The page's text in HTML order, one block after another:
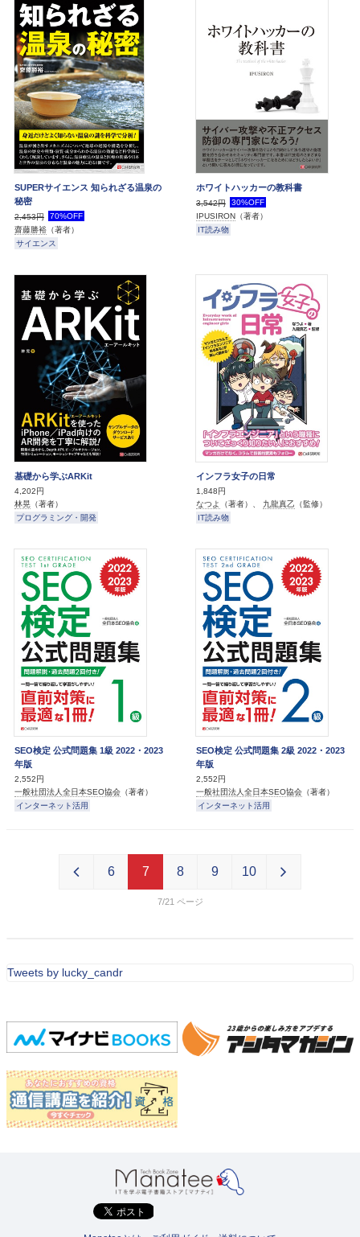
SUPERサイエンス 知られざる温泉の
秘密
2,453円
70%OFF
齋藤勝裕 （著者）
サイエンス
ホワイトハッカーの教科書
3,542円
30%OFF
IPUSIRON （著者）
IT読み物
基礎から学ぶARKit
4,202円
林晃 （著者）
プログラミング・開発
インフラ女子の日常
1,848円
なつよ
（著者）、 九龍真乙 （監修）
IT読み物
SEO検定 公式問題集 1級 2022・2023
年版
2,552円
一般社団法人全日本SEO協会 （著者）
インターネット活用
SEO検定 公式問題集 2級 2022・2023
年版
2,552円
一般社団法人全日本SEO協会 （著者）
インターネット活用
7/21
6 7 8 9 10
Tweets by lucky_candr